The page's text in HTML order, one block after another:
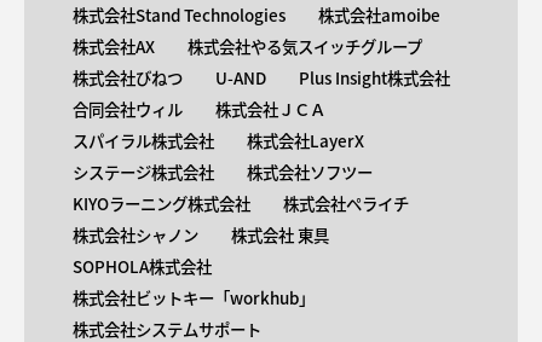
株式会社Stand Technologies
株式会社amoibe
株式会社AX
株式会社やる気スイッチグループ
株式会社びねつ
U-AND
Plus Insight株式会社
合同会社ウィル
株式会社ＪＣＡ
スパイラル株式会社
株式会社LayerX
システージ株式会社
株式会社ソフツー
KIYOラーニング株式会社
株式会社ペライチ
株式会社シャノン
株式会社 東具
SOPHOLA株式会社
株式会社ビットキー「workhub」
株式会社システムサポート